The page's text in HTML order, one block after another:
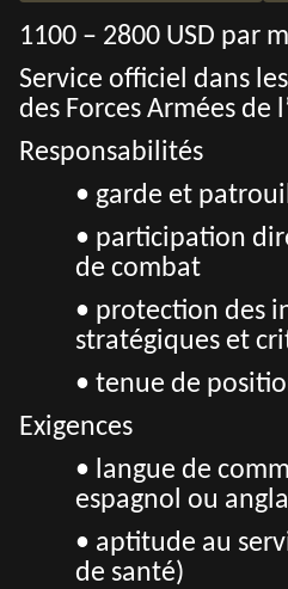
1100 – 2800 USD par
Service officiel dans
des Forces Armées de
Responsabilités
• garde et
• participation
de combat
• protection des
stratégiques et
• tenue de
Exigences
• langue de
espagnol ou
• aptitude au
de santé)